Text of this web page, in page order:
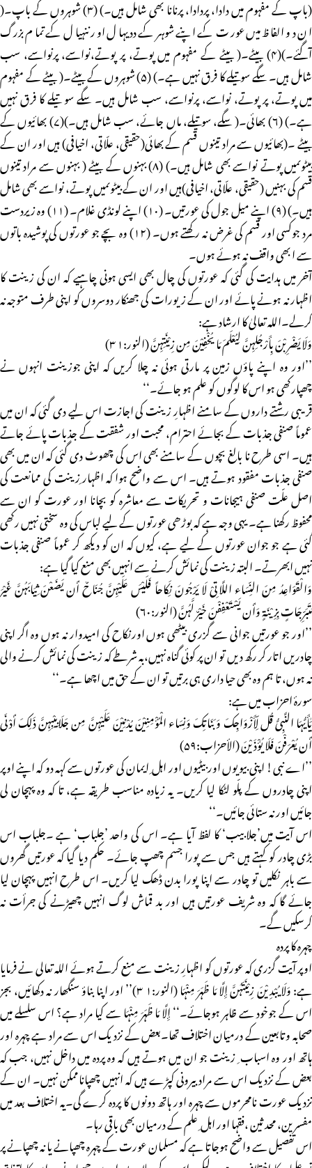
(باپ کے مفہوم میں دادا، پردادا، پرنانا بھی شامل ہیں۔) (۳) شوہروں کے باپ۔(
ان دو الفاظ میں عورت کے اپنے شوہر کے ددیہال اور ننہیال کے تمام بزرگ
آگئے۔)(۴) بیٹے۔( بیٹے کے مفہوم میں پوتے، پر پوتے،نواسے، پرنواسے، سب
شامل ہیں۔ سگے سوتیلے کا فرق نہیں ہے۔) (۵) شوہروں کے بیٹے۔( بیٹے کے مفہوم
میں پوتے، پر پوتے، نواسے، پرنواسے، سب شامل ہیں۔ سگے سو تیلے کا فرق نہیں
ہے۔) (۶) بھائی۔( سگے، سوتیلے، ماں جائے، سب شامل ہیں۔)(۷) بھائیوں کے
بیٹے ۔(بھائیوں سے مراد تینوں قسم کے بھائی(حقیقی، علّاتی، اخیافی) ہیں اور ان کے
بیٹوںمیں پوتے نواسے بھی شامل ہیں۔) (۸) بہنوں کے بیٹے ( بہنوں سے مراد تینوں
قسم کی بہنیں (حقیقی، علّاتی، اخیافی)ہیں اور ان کے بیٹوںمیں پوتے، نواسے بھی شامل
ہیں۔) (۹) اپنے میل جول کی عورتیں۔ (۱۰) اپنے لونڈی غلام۔ (۱۱) وہ زیردست
مرد جوکسی اور قسم کی غرض نہ رکھتے ہوں۔ (۱۲) وہ بچے جو عورتوں کی پوشیدہ باتوں
سے ا بھی واقف نہ ہوئے ہوں۔
آخر میں ہدایت کی گئی کہ عورتوں کی چال بھی ایسی ہونی چاہیے کہ ان کی زینت کا
اظہار نہ ہونے پائے اور ان کے زیورات کی جھنکار دوسروں کو اپنی طرف متوجہ نہ
کرلے۔اللہ تعالیٰ کا ارشاد ہے:
وَلَا یَضْرِبْنَ بِأَرْجُلِہِنَّ لِیُعْلَمَ مَا یُخْفِیْنَ مِن زِیْنَتِہِنَّ (النور:۱ ۳)
’’اور وہ اپنے پاؤں زمین پر مارتی ہوئی نہ چلا کریں کہ اپنی جوزینت انہوں نے
چھپارکھی ہو اس کا لوگوں کو علم ہو جائے۔‘‘
قریبی رشتے داروں کے سامنے اظہارِ زینت کی اجازت اس لیے دی گئی کہ ان میں
عموماً صنفی جذبات کے بجائے احترام، محبت اور شفقت کے جذبات پائے جاتے
ہیں۔ اسی طرح نا بالغ بچوں کے سامنے بھی اس کی چھوٹ دی گئی کہ ان میں بھی
صنفی جذبات مفقود ہوتے ہیں۔ اس سے واضح ہوا کہ اظہار ِزینت کی ممانعت کی
اصل علّت صنفی ہیجانات و تحریکات سے معاشرہ کو بچانا اور عورت کو ان سے
محفوظ رکھنا ہے۔ یہی وجہ ہے کہ بوڑھی عورتوں کے لیے لباس کی وہ سختی نہیں رکھی
گئی ہے جو جوان عورتوں کے لیے ہے، کیوں کہ ان کو دیکھ کر عموماً صنفی جذبات
نہیں ابھرتے۔ البتہ زینت کی نمائش کرنے سے انہیں بھی منع کیا گیا ہے:
وَالْقَوَاعِدُ مِنَ النِّسَاء اللَّاتِیْ لَا یَرْجُونَ نِکَاحاً فَلَیْسَ عَلَیْہِنَّ جُنَاحٌ أَن یَضَعْنَ ثِیَابَہُنَّ غَیْرَ
مُتَبَرِّجَاتٍ بِزِیْنَۃٍ وَأَن یَسْتَعْفِفْنَ خَیْرٌ لَّہُنَّ (النور:۶۰)
’’اور جو عورتیں جوانی سے گزری بیٹھی ہوں اورنکاح کی امیدوار نہ ہوں وہ اگر اپنی
چادریں اتار کر رکھ دیں تو ان پر کوئی گناہ نہیں،بہ شرطے کہ زینت کی نمائش کرنے والی
نہ ہوں، تا ہم وہ بھی حیا داری ہی برتیں تو ان کے حق میں اچھا ہے۔‘‘
سورۂ احزاب میں ہے:
یَٰأَیُّہَا النَّبِیُّ قُل لِّأَزْوَاجِکَ وَبَنَاتِکَ وَنِسَاء الْمُؤْمِنِیْنَ یُدْنِیْنَ عَلَیْہِنَّ مِن جَلَابِیْبِہِنَّ ذَلِکَ أَدْنَی
أَن یُعْرَفْنَ فَلَا یُؤْذَیْنَ (الأحزاب:۵۹)
’’اے نبی! اپنی بیویوں اور بیٹیوں اور اہل ِ ایمان کی عورتوں سے کہہ دو کہ اپنے اوپر
اپنی چادروں کے پلّو لٹکا لیا کریں۔ یہ زیادہ مناسب طریقہ ہے، تا کہ وہ پہچان لی
جائیں اور نہ ستائی جائیں۔‘‘
اس آیت میں’جلابیب‘ کا لفظ آیا ہے۔ اس کی واحد ’جلباب‘ ہے ۔جلباب اس
بڑی چادر کو کہتے ہیں جس سے پورا جسم چھپ جائے۔ حکم دیا گیا کہ عورتیں گھروں
سے باہر نکلیں تو چادر سے اپنا پورا بدن ڈھک لیا کریں۔ اس طرح انہیں پہچان لیا
جائے گا کہ وہ شریف عورتیں ہیں اور بد قماش لوگ انہیں چھیڑنے کی جرأت نہ
کرسکیں گے۔
چہرہ کا پردہ
اوپر آیت گزری کہ عورتوں کو اظہارِ زینت سے منع کرتے ہوئے اللہ تعالی نے فرمایا
ہے: وَلَا یُبْدِیْنَ زِیْنَتَہُنَّ إِلَّا مَا ظَہَرَ مِنْہَا (النور:۱ ۳)’’ اور اپنا بناؤ سنگھار نہ دکھائیں، بجز
اس کے جوخود سے ظاہر ہوجائے۔‘‘ إِلَّا مَا ظَہَرَ مِنْہَا سے کیا مراد ہے؟ اس سلسلے میں
صحابہ وتابعین کے درمیان اختلاف تھا۔بعض کے نزد یک اس سے مراد ہے چہرہ اور
ہاتھ اور وہ اسباب ِ زینت جو ان میں ہوتے ہیں کہ وہ پردہ میں داخل نہیں، جب کہ
بعض کے نزدیک اس سے مراد بیرونی کپڑے ہیں کہ انہیں چھپاناممکن نہیں۔ ان کے
نزدیک عورت نامحرموں سے چہرہ اور ہاتھ دونوں کا پردہ کرے گی۔یہ اختلاف بعد میں
مفسرین، محد ثین ،فقہا اور اہل ِ علم کے درمیان بھی باقی رہا۔
اس تفصیل سے واضح ہوجاتا ہے کہ مسلمان عورت کے چہرہ چھپانے یا نہ چھپانے پر